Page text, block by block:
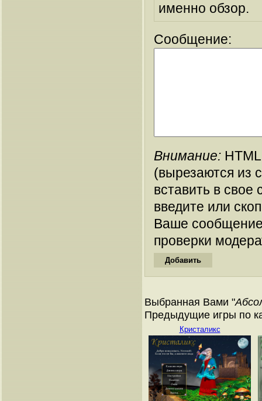
именно обзор.
Сообщение:
Внимание:
(вырезаются из
вставить в
введите или
Ваше
проверки
Выбранная Вами "
Предыдущие игры по
Кристаликс